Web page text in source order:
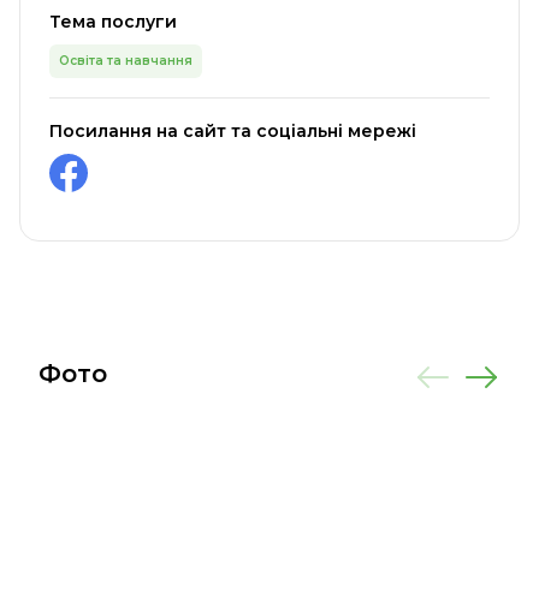
Тема послуги
Освіта та навчання
Посилання на сайт та соціальні мережі
Фото